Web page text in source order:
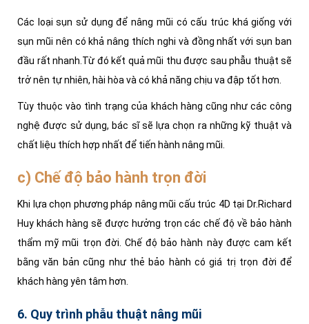
Các loại sụn sử dụng để nâng mũi có cấu trúc khá giống với
sụn mũi nên có khả nâng thích nghi và đồng nhất với sụn ban
đầu rất nhanh.Từ đó kết quả mũi thu được sau phẫu thuật sẽ
trở nên tự nhiên, hài hòa và có khả năng chịu va đập tốt hơn.
Tùy thuộc vào tình trạng của khách hàng cũng như các công
nghệ được sử dụng, bác sĩ sẽ lựa chọn ra những kỹ thuật và
chất liệu thích hợp nhất để tiến hành nâng mũi.
c) Chế độ bảo hành trọn đời
Khi lựa chọn phương pháp nâng mũi cấu trúc 4D tại Dr.Richard
Huy khách hàng sẽ được hưởng trọn các chế độ về bảo hành
thẩm mỹ mũi trọn đời. Chế độ bảo hành này được cam kết
bằng văn bản cũng như thẻ bảo hành có giá trị trọn đời để
khách hàng yên tâm hơn.
6. Quy trình phẫu thuật nâng mũi